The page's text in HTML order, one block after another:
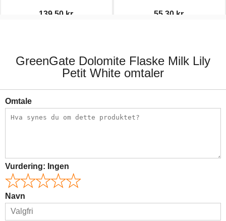
139,50 kr. 55,30 kr.
GreenGate Dolomite Flaske Milk Lily
Petit White omtaler
Omtale
Vurdering: Ingen
Navn